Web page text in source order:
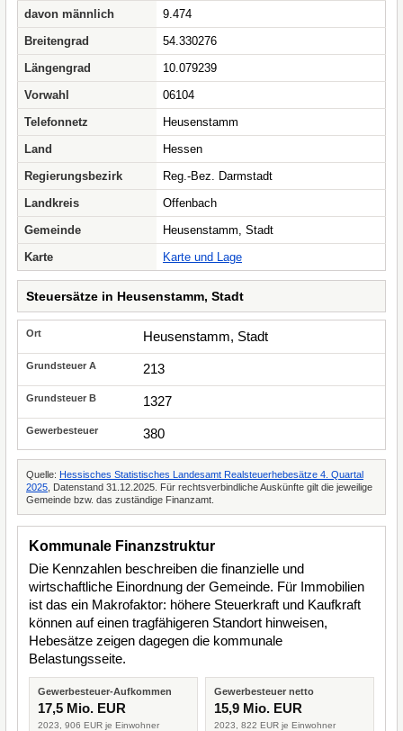
davon männlich
9.474
Breitengrad
54.330276
Längengrad
10.079239
Vorwahl
06104
Telefonnetz
Heusenstamm
Land
Hessen
Regierungsbezirk
Reg.-Bez. Darmstadt
Landkreis
Offenbach
Gemeinde
Heusenstamm, Stadt
Karte
Karte und Lage
Steuersätze in Heusenstamm, Stadt
Heusenstamm, Stadt
213
1327
380
Quelle: Hessisches Statistisches Landesamt Realsteuerhebesätze 4. Quartal
2025 , Datenstand 31.12.2025. Für rechtsverbindliche Auskünfte gilt die jeweilige
Gemeinde bzw. das zuständige Finanzamt.
Kommunale Finanzstruktur
Die Kennzahlen beschreiben die finanzielle und
wirtschaftliche Einordnung der Gemeinde. Für Immobilien
ist das ein Makrofaktor: höhere Steuerkraft und Kaufkraft
können auf einen tragfähigeren Standort hinweisen,
Hebesätze zeigen dagegen die kommunale
Belastungsseite.
Gewerbesteuer-Aufkommen
17,5 Mio. EUR
2023, 906 EUR je Einwohner
Gewerbesteuer netto
15,9 Mio. EUR
2023, 822 EUR je Einwohner